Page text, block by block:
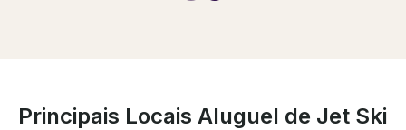
Principais Locais Aluguel de Jet Ski